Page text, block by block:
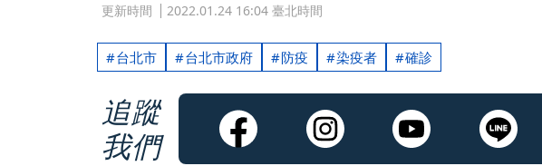
更新時間
2022.01.24 16:04 臺北時間
台北市 台北市政府 防疫 染疫者 確診
追蹤
我們